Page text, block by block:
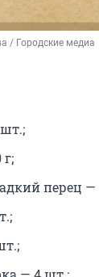
/ Городские медиа
перец —